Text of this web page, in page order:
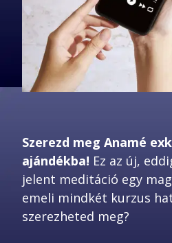
Szerezd meg Anamé
ajándékba! Ez az új,
jelent meditáció egy
emeli mindkét kurzus
szerezheted meg?